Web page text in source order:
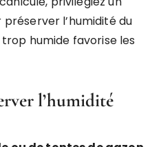
préserver l’humidité du
trop humide favorise les
l’humidité